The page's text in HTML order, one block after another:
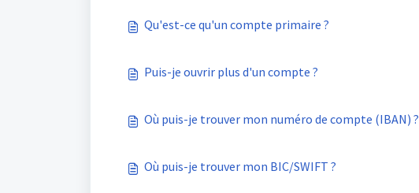
Qu'est-ce qu'un compte primaire ?
Puis-je ouvrir plus d'un compte ?
Où puis-je trouver mon numéro de compte (IBAN) ?
Où puis-je trouver mon BIC/SWIFT ?